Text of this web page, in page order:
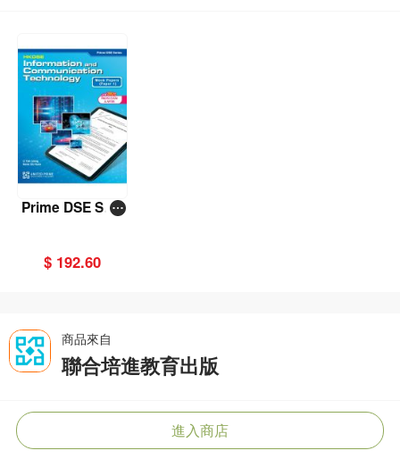
Prime DSE Seri
mmunication Te
1) - For 2025 HK
DSE Exam & Aft
er
$ 192.60
商品來自
聯合培進教育出版
進入商店